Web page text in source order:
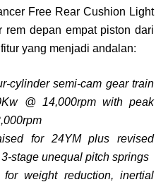
Free Rear Cushion Light
rem depan empat piston dari
yang menjadi andalan:
cylindersemi-cam gear train
@ 14,000rpm with peak
for 24YM plus revised
stage unequal pitch springs
for weight reduction, inertial